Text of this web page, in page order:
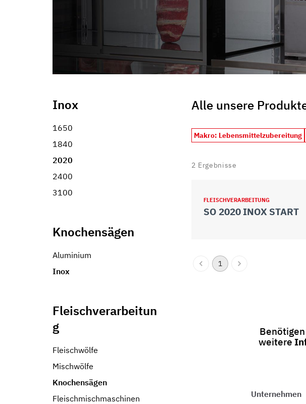
Inox
1650
1840
2020
2400
3100
Knochensägen
Aluminium
Inox
Fleischverarbeitun
g
Fleischwölfe
Mischwölfe
Knochensägen
Fleischmischmaschinen
Alle unsere
Makro: Lebensmittelzubereitung
2 Ergebnisse
FLEISCHVERARBEITUNG
SO 2020 INOX START
1
weitere
Unternehmen